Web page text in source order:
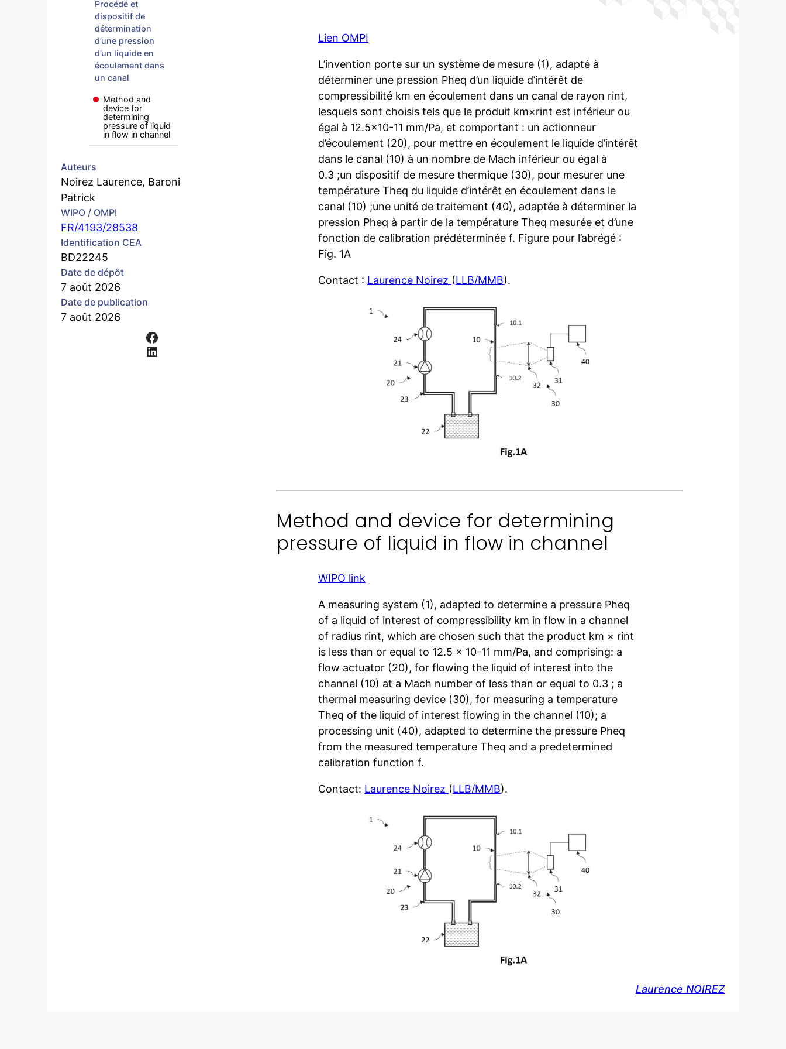
Procédé et
dispositif de
détermination
d’une pression
d’un liquide en
écoulement dans
un canal
Method and
device for
determining
pressure of liquid
in flow in channel
Auteurs
Noirez Laurence, Baroni
Patrick
WIPO / OMPI
FR/4193/28538
Identification CEA
BD22245
Date de dépôt
7 août 2026
Date de publication
7 août 2026
Facebook
LinkedIn
Lien OMPI
L’invention porte sur un système de mesure (1), adapté à
déterminer une pression Pheq d’un liquide d’intérêt de
compressibilité km en écoulement dans un canal de rayon rint,
lesquels sont choisis tels que le produit km×rint est inférieur ou
égal à 12.5×10-11 mm/Pa, et comportant : un actionneur
d’écoulement (20), pour mettre en écoulement le liquide d’intérêt
dans le canal (10) à un nombre de Mach inférieur ou égal à
0.3 ;un dispositif de mesure thermique (30), pour mesurer une
température Theq du liquide d’intérêt en écoulement dans le
canal (10) ;une unité de traitement (40), adaptée à déterminer la
pression Pheq à partir de la température Theq mesurée et d’une
fonction de calibration prédéterminée f. Figure pour l’abrégé :
Fig. 1A
Contact : Laurence Noirez (LLB/MMB).
Method and device for determining
pressure of liquid in flow in channel
WIPO link
A measuring system (1), adapted to determine a pressure Pheq
of a liquid of interest of compressibility km in flow in a channel
of radius rint, which are chosen such that the product km × rint
is less than or equal to 12.5 × 10-11 mm/Pa, and comprising: a
flow actuator (20), for flowing the liquid of interest into the
channel (10) at a Mach number of less than or equal to 0.3 ; a
thermal measuring device (30), for measuring a temperature
Theq of the liquid of interest flowing in the channel (10); a
processing unit (40), adapted to determine the pressure Pheq
from the measured temperature Theq and a predetermined
calibration function f.
Contact: Laurence Noirez (LLB/MMB).
Laurence NOIREZ